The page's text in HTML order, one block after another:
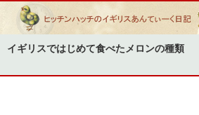
イギリスではじめて食べたメロンの種類